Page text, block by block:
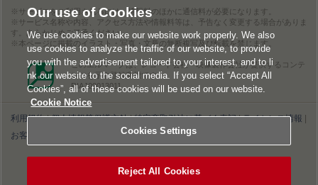
サービスをご利用されるには、情報料のほかに通信料が必要になります。
サービス名称や内容、アクセス方法や情報料等は、予告なく変更する場合がありま
す。あらかじめご了承ください。
本ページに掲載のイラスト・写真・文章の無断複写及び転載を禁じます。
このエルマークは、レコード会社・映像製作会社が提供するコンテ
ンツを示す登録商標です。
RIAJ00013011
利用規約|個人情報等保護方針|特定商取引法に基づく表記|ライセンス情報
お客様情報の外部送信について|Cookies Settings
Our use of Cookies
We use cookies to make our website work properly. We also
use cookies to analyze the traffic of our website, to provide
you with the advertisement tailored to your interest, and to li
nk our website to the social media. If you select “Accept All
Cookies”, all of these cookies will be used on our website.
Cookie Notice
Cookies Settings
Reject All Cookies